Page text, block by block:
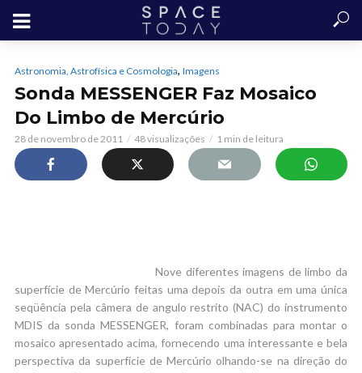
Astronomia, Astrofísica e Cosmologia, Imagens
Sonda MESSENGER Faz Mosaico
Do Limbo de Mercúrio
28 de novembro de 2011 48 visualizações 1 min de leitura
Nove diferentes imagens de limbo da
superfície de Mercúrio feitas uma depois da outra em uma única
seqüência pela câmera de angulo restrito (NAC) do instrumento
MDIS da sonda MESSENGER, foram combinadas para montar o
mosaico apresentado acima, fornecendo uma interessante e bela
perspectiva da superfície de Mercúrio olhando-se na direção do